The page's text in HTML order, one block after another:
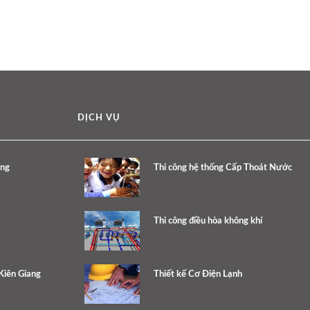
Giang
DỊCH VỤ
Thi công hệ thống Cấp Thoát Nước
Thi công điều hòa không khí
Thiết kế Cơ Điện Lạnh